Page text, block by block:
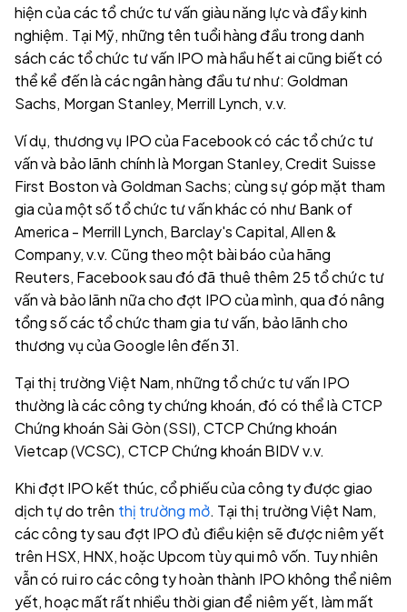
hiện của các tổ chức tư vấn giàu năng lực và đầy kinh
nghiệm. Tại Mỹ, những tên tuổi hàng đầu trong danh
sách các tổ chức tư vấn IPO mà hầu hết ai cũng biết có
thể kể đến là các ngân hàng đầu tư như: Goldman
Sachs, Morgan Stanley, Merrill Lynch, v.v.
Ví dụ, thương vụ IPO của Facebook có các tổ chức tư
vấn và bảo lãnh chính là Morgan Stanley, Credit Suisse
First Boston và Goldman Sachs; cùng sự góp mặt tham
gia của một số tổ chức tư vấn khác có như Bank of
America - Merrill Lynch, Barclay's Capital, Allen &
Company, v.v. Cũng theo một bài báo của hãng
Reuters, Facebook sau đó đã thuê thêm 25 tổ chức tư
vấn và bảo lãnh nữa cho đợt IPO của mình, qua đó nâng
tổng số các tổ chức tham gia tư vấn, bảo lãnh cho
thương vụ của Google lên đến 31.
Tại thị trường Việt Nam, những tổ chức tư vấn IPO
thường là các công ty chứng khoán, đó có thể là CTCP
Chứng khoán Sài Gòn (SSI), CTCP Chứng khoán
Vietcap (VCSC), CTCP Chứng khoán BIDV v.v.
Khi đợt IPO kết thúc, cổ phiếu của công ty được giao
dịch tự do trên thị trường mở. Tại thị trường Việt Nam,
các công ty sau đợt IPO đủ điều kiện sẽ được niêm yết
trên HSX, HNX, hoặc Upcom tùy qui mô vốn. Tuy nhiên
vẫn có rui ro các công ty hoàn thành IPO không thể niêm
yết, hoạc mất rất nhiều thời gian để niêm yết, làm mất